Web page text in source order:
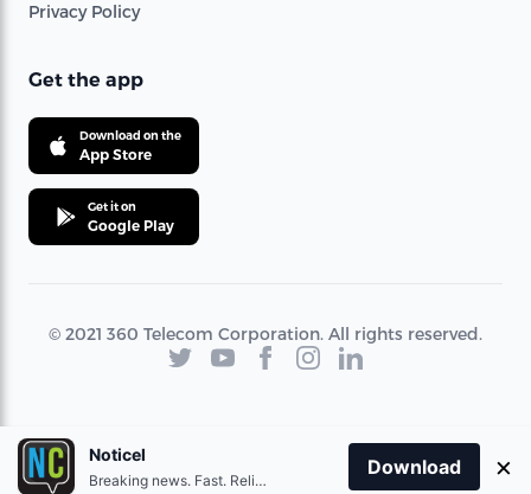
Privacy Policy
Get the app
Download on the
App Store
Get it on
Google Play
© 2021 360 Telecom Corporation. All rights reserved.
Noticel
Breaking news. Fast. Reliable.
Download ×